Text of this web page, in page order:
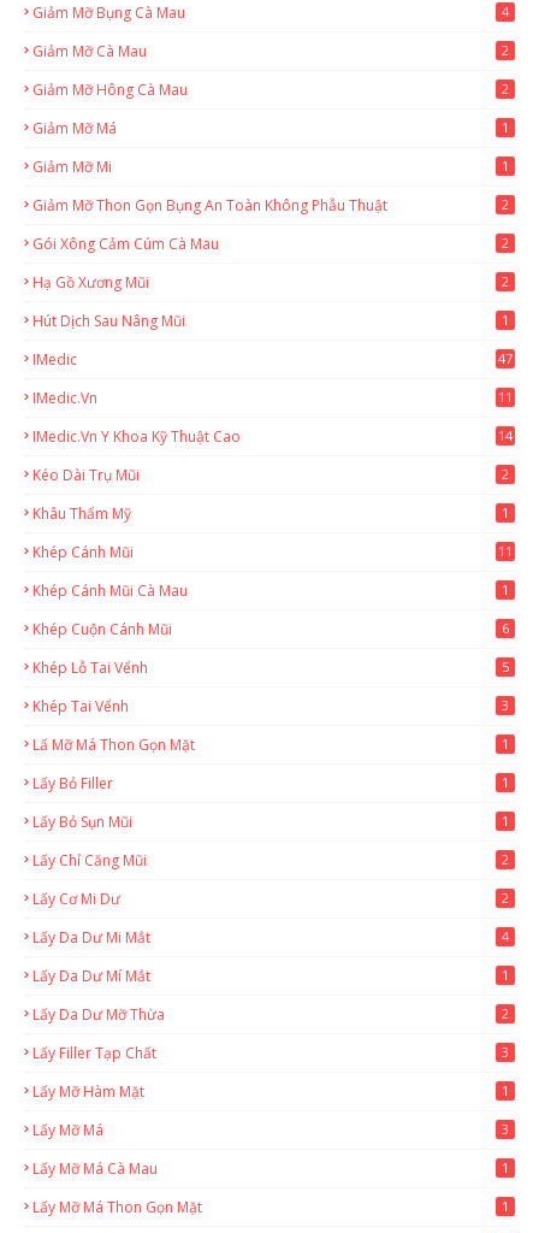
Giảm Mỡ Bụng Cà Mau 4
Giảm Mỡ Cà Mau 2
Giảm Mỡ Hông Cà Mau 2
Giảm Mỡ Má 1
Giảm Mỡ Mi 1
Giảm Mỡ Thon Gọn Bụng An Toàn Không Phẫu Thuật 2
Gói Xông Cảm Cúm Cà Mau 2
Hạ Gồ Xương Mũi 2
Hút Dịch Sau Nâng Mũi 1
IMedic 47
IMedic.vn
11
IMedic.vn Y Khoa Kỹ Thuật Cao 14
Kéo Dài Trụ Mũi 2
Khâu Thẩm Mỹ 1
Khép Cánh Mũi 11
Khép Cánh Mũi Cà Mau 1
Khép Cuộn Cánh Mũi 6
Khép Lỗ Tai Vểnh 5
Khép Tai Vểnh 3
Lấ Mỡ Má Thon Gọn Mặt 1
Lấy Bỏ Filler 1
Lấy Bỏ Sụn Mũi 1
Lấy Chỉ Căng Mũi 2
Lấy Cơ Mi Dư 2
Lấy Da Dư Mi Mắt 4
Lấy Da Dư Mí Mắt 1
Lấy Da Dư Mỡ Thừa 2
Lấy Filler Tạp Chất 3
Lấy Mỡ Hàm Mặt 1
Lấy Mỡ Má 3
Lấy Mỡ Má Cà Mau 1
Lấy Mỡ Má Thon Gọn Mặt 1